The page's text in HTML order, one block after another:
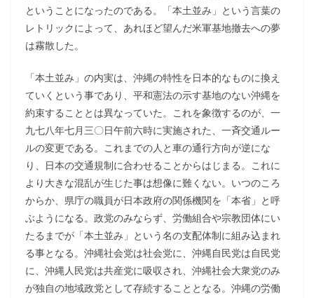
ということになったのである。「本土並み」という言葉の
レトリックによって、あれほど望んだ米軍基地撤去への夢
は霧散した。
「本土並み」の内実は、沖縄の特性を日本的なものに換え
ていくという事であり、平和憲法の示す基地のない沖縄を
約束することとは異なっていた。これを象徴するのが、一
九七八年七月三〇日午前六時に実施された、一斉交通ルー
ルの変更である。これまでの人と車の通行方向が逆にな
り、日本の交通規制に合わせることからはじまる。これに
より大きな混乱が生じた事は想像に難くない。いつのころ
からか、県庁の職員が日本政府の関係機関を「本省」と呼
ぶようになる。政党のみならず、労働組合や宗教団体にい
たるまでが「本土並み」という名の支配体制に組み込まれ
る事となる。沖縄社会党は社会党に、沖縄自民党は自民党
に、沖縄人民党は共産党に吸収され、沖縄社会大衆党のみ
が独自の地域政党として存続することとなる。沖縄の労働